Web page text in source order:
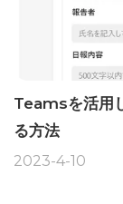
Teamsを活用
る方法
2023-4-10